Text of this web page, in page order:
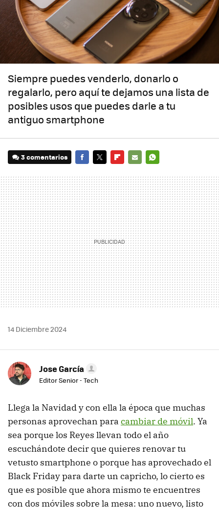
Siempre puedes venderlo, donarlo o
regalarlo, pero aquí te dejamos una lista de
posibles usos que puedes darle a tu
antiguo smartphone
3 comentarios
MAIL
14 Diciembre 2024
Jose García
Editor Senior - Tech
Llega la Navidad y con ella la época que muchas
personas aprovechan para cambiar de móvil. Ya
sea porque los Reyes llevan todo el año
escuchándote decir que quieres renovar tu
vetusto smartphone o porque has aprovechado el
Black Friday para darte un capricho, lo cierto es
que es posible que ahora mismo te encuentres
con dos móviles sobre la mesa: uno nuevo, listo